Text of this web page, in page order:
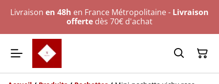
Livraison en 48h en France Métropolitaine - Livraison
offerte dès 70€ d'achat